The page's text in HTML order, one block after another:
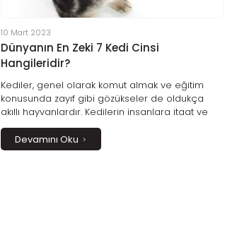
10 Mart 2023
Dünyanın En Zeki 7 Kedi Cinsi
Hangileridir?
Kediler, genel olarak komut almak ve eğitim
konusunda zayıf gibi gözükseler de oldukça
akıllı hayvanlardır. Kedilerin insanlara itaat ve
söz dinleme anlamında inatçı olmaları zekâları
ile ilgili değil, kendilerine has bağımsız karakter
yapılarının bir sonucudur.
Devamını Oku